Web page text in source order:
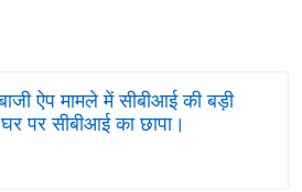
ऐप मामले में सीबीआई की बड़ी
पर सीबीआई का छापा।